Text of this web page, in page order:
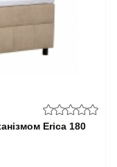
Erica 180